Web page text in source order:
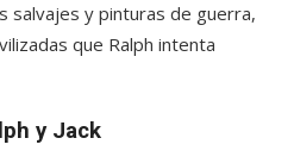
salvajes y pinturas de guerra,
que Ralph intenta
y Jack